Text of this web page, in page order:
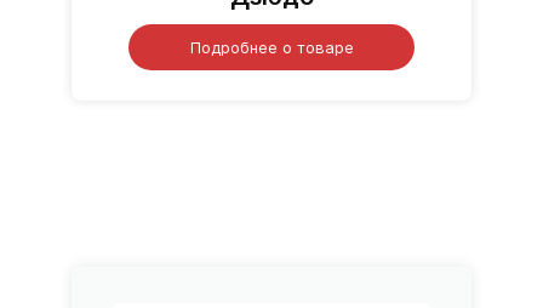
Подробнее о товаре